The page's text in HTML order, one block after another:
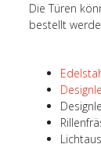
Die Türen
bestellt